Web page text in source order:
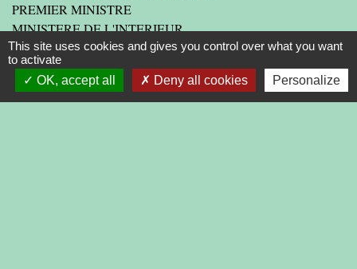
PREMIER MINISTRE
MINISTERE DE L'INTERIEUR
ASSEMBLEE NATIONALE
CONSEIL D'ETAT
LIENS INSTITUTIONNELS
This site uses cookies and gives you control over what you want
to activate
OK, accept all
Deny all cookies Personalize